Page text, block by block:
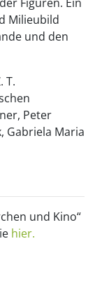
Milieubild
und den
T.
Peter
Gabriela Maria
und Kino“
hier.